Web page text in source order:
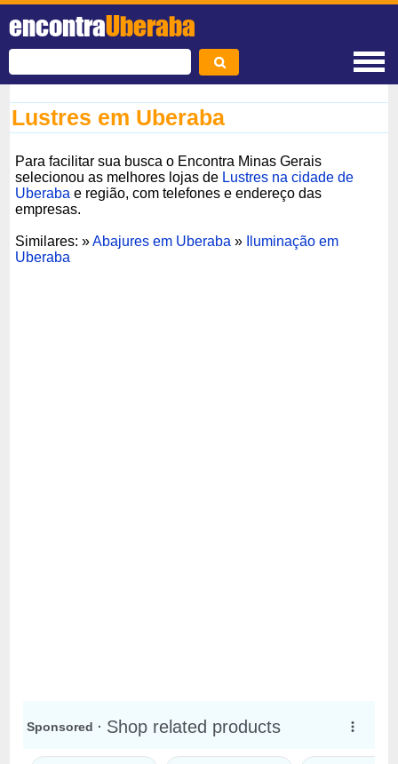
encontraUberaba
Lustres em Uberaba
Para facilitar sua busca o Encontra Minas Gerais
selecionou as melhores lojas de Lustres na cidade de
Uberaba e região, com telefones e endereço das
empresas.
Similares: »Abajures em Uberaba »
Iluminação em
Uberaba